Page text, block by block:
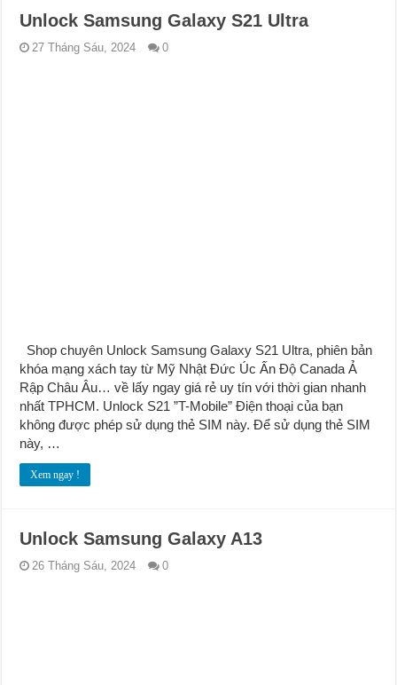
Unlock Samsung Galaxy S21 Ultra
27 Tháng Sáu, 2024 0
Shop chuyên Unlock Samsung Galaxy S21 Ultra, phiên bản
khóa mạng xách tay từ Mỹ Nhật Đức Úc Ấn Độ Canada Ả
Rập Châu Âu… về lấy ngay giá rẻ uy tín với thời gian nhanh
nhất TPHCM. Unlock S21 ”T-Mobile” Điện thoại của bạn
không được phép sử dụng thẻ SIM này. Để sử dụng thẻ SIM
này, …
Xem ngay !
Unlock Samsung Galaxy A13
26 Tháng Sáu, 2024 0